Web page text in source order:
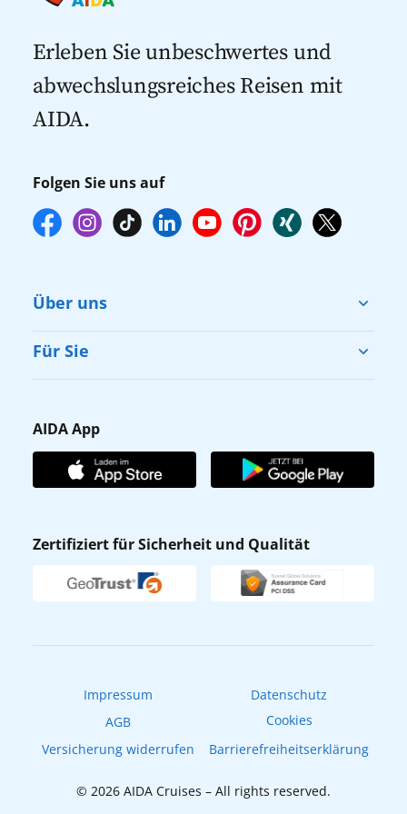
mehr zur Verfügung stehen. Deshalb
Ihrer Lieblingsausflüge vor Reisebeginn
online über myAIDA vorzunehmen.
Kreuzfahrten mit Flug
Kreuzfahrten 2027
Erleben Sie unbeschwertes und
abwechslungsreiches Reisen mit
AIDA.
Folgen Sie uns auf
Über uns
Cruise & Help
Karriere
Affiliateprogramm
Verhaltens- & Ethikkodex
Newsletter
Für Sie
Gästefragebogen
AIDA Club
AIDA App
AIDA App
Zertifiziert für Sicherheit und Qualität
Impressum
Datenschutz
AGB
Cookies
Versicherung widerrufen
Barrierefreiheitserklärung
© 2026 AIDA Cruises – All rights reserved.